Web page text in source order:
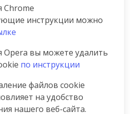
Chrome
инструкции можно
Opera вы можете удалить
по инструкции
файлов cookie
на удобство
нашего веб-сайта.